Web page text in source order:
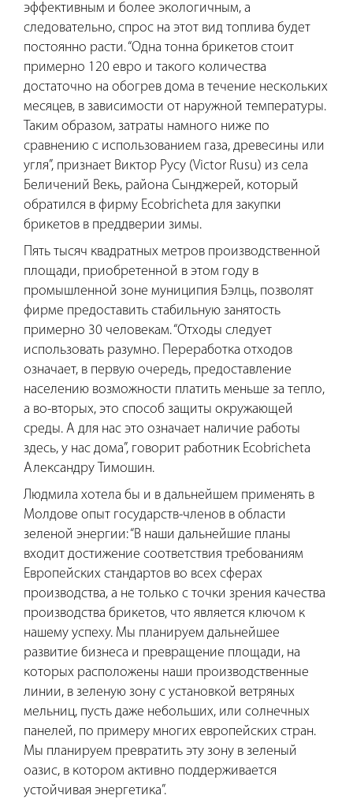
эффективным и более экологичным, а
следовательно, спрос на этот вид топлива будет
постоянно расти. “Одна тонна брикетов стоит
примерно 120 евро и такого количества
достаточно на обогрев дома в течение нескольких
месяцев, в зависимости от наружной температуры.
Таким образом, затраты намного ниже по
сравнению с использованием газа, древесины или
угля”, признает Виктор Русу (Victor Rusu) из села
Беличений Векь, района Сынджерей, который
обратился в фирму Ecobricheta для закупки
брикетов в преддверии зимы.
Пять тысяч квадратных метров производственной
площади, приобретенной в этом году в
промышленной зоне муниципия Бэлць, позволят
фирме предоставить стабильную занятость
примерно 30 человекам. “Отходы следует
использовать разумно. Переработка отходов
означает, в первую очередь, предоставление
населению возможности платить меньше за тепло,
а во-вторых, это способ защиты окружающей
среды. А для нас это означает наличие работы
здесь, у нас дома”, говорит работник Ecobricheta
Александру Тимошин.
Людмила хотела бы и в дальнейшем применять в
Молдове опыт государств-членов в области
зеленой энергии: “В наши дальнейшие планы
входит достижение соответствия требованиям
Европейских стандартов во всех сферах
производства, а не только с точки зрения качества
производства брикетов, что является ключом к
нашему успеху. Мы планируем дальнейшее
развитие бизнеса и превращение площади, на
которых расположены наши производственные
линии, в зеленую зону с установкой ветряных
мельниц, пусть даже небольших, или солнечных
панелей, по примеру многих европейских стран.
Мы планируем превратить эту зону в зеленый
оазис, в котором активно поддерживается
устойчивая энергетика”.